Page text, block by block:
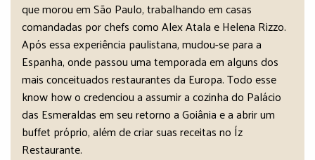
que morou em São Paulo, trabalhando em casas
comandadas por chefs como Alex Atala e Helena Rizzo.
Após essa experiência paulistana, mudou-se para a
Espanha, onde passou uma temporada em alguns dos
mais conceituados restaurantes da Europa. Todo esse
know how o credenciou a assumir a cozinha do Palácio
das Esmeraldas em seu retorno a Goiânia e a abrir um
buffet próprio, além de criar suas receitas no Íz
Restaurante.